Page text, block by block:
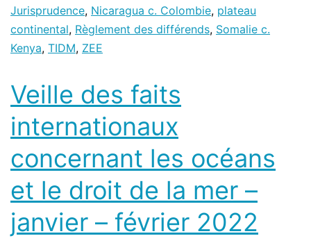
Jurisprudence, Nicaragua c. Colombie, plateau
continental, Règlement des différends, Somalie c.
Kenya, TIDM, ZEE
Veille des faits
internationaux
concernant les océans
et le droit de la mer –
janvier – février 2022